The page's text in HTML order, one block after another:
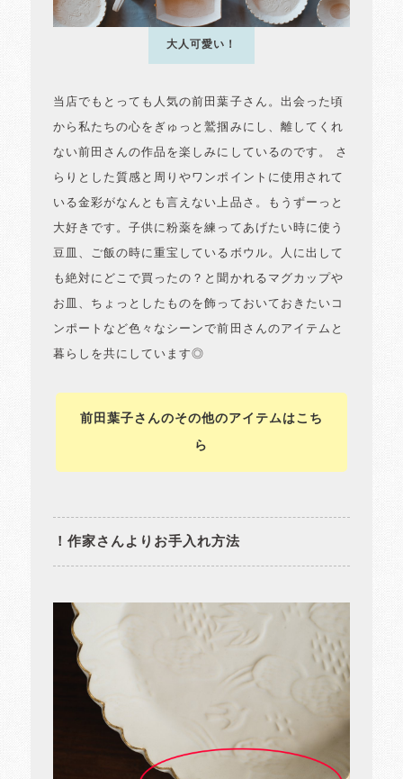
大人可愛い！
当店でもとっても人気の前田葉子さん。出会った頃
から私たちの心をぎゅっと鷲掴みにし、離してくれ
ない前田さんの作品を楽しみにしているのです。 さ
らりとした質感と周りやワンポイントに使用されて
いる金彩がなんとも言えない上品さ。もうずーっと
大好きです。子供に粉薬を練ってあげたい時に使う
豆皿、ご飯の時に重宝しているボウル。人に出して
も絶対にどこで買ったの？と聞かれるマグカップや
お皿、ちょっとしたものを飾っておいておきたいコ
ンポートなど色々なシーンで前田さんのアイテムと
暮らしを共にしています◎
前田葉子さんのその他のアイテムはこち
ら
！作家さんよりお手入れ方法